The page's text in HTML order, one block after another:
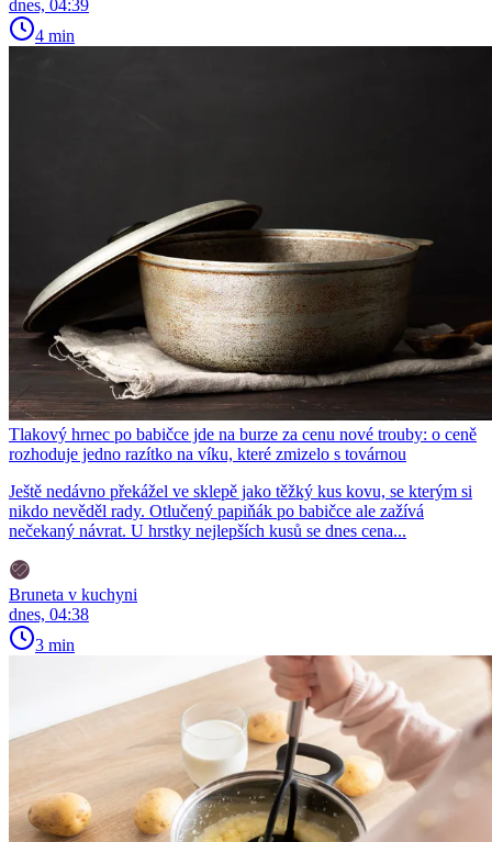
dnes, 04:39
4 min
Tlakový hrnec po babičce jde na burze za cenu nové trouby: o ceně
rozhoduje jedno razítko na víku, které zmizelo s továrnou
Ještě nedávno překážel ve sklepě jako těžký kus kovu, se kterým si
nikdo nevěděl rady. Otlučený papiňák po babičce ale zažívá
nečekaný návrat. U hrstky nejlepších kusů se dnes cena...
Bruneta v kuchyni
dnes, 04:38
3 min